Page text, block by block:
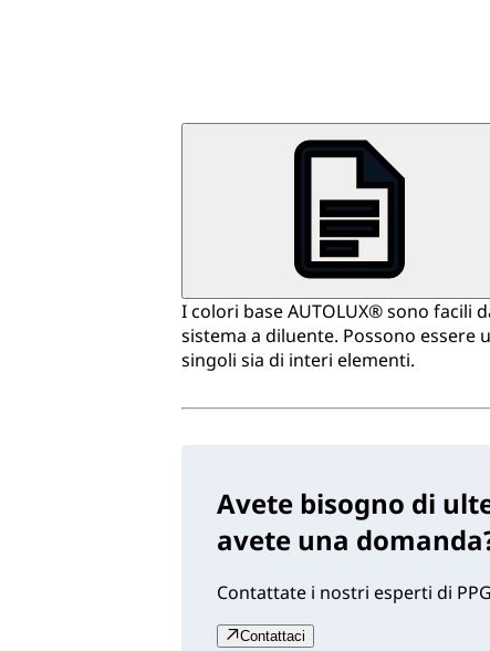
I colori base AUTOLUX® sono facili
sistema a diluente. Possono essere
singoli sia di interi elementi.
Avete bisogno di
avete una
Contattate i nostri esperti di
Contattaci